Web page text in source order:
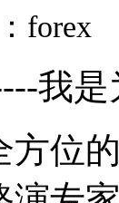
forex
我
方位